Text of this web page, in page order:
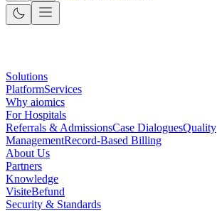
Solutions
PlatformServices
Why aiomics
For Hospitals
Referrals & AdmissionsCase DialoguesQuality
ManagementRecord-Based Billing
About Us
Partners
Knowledge
VisiteBefund
Security & Standards